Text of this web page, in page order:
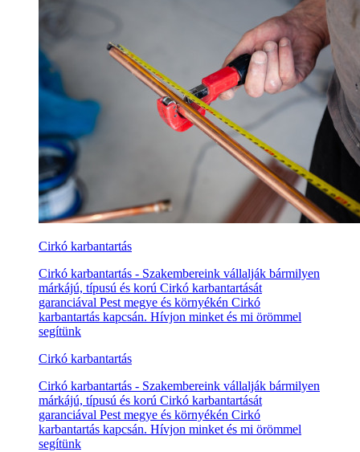
Cirkó karbantartás
Cirkó karbantartás - Szakembereink vállalják bármilyen
márkájú, típusú és korú Cirkó karbantartását
garanciával Pest megye és környékén Cirkó
karbantartás kapcsán. Hívjon minket és mi örömmel
segítünk
Cirkó karbantartás
Cirkó karbantartás - Szakembereink vállalják bármilyen
márkájú, típusú és korú Cirkó karbantartását
garanciával Pest megye és környékén Cirkó
karbantartás kapcsán. Hívjon minket és mi örömmel
segítünk